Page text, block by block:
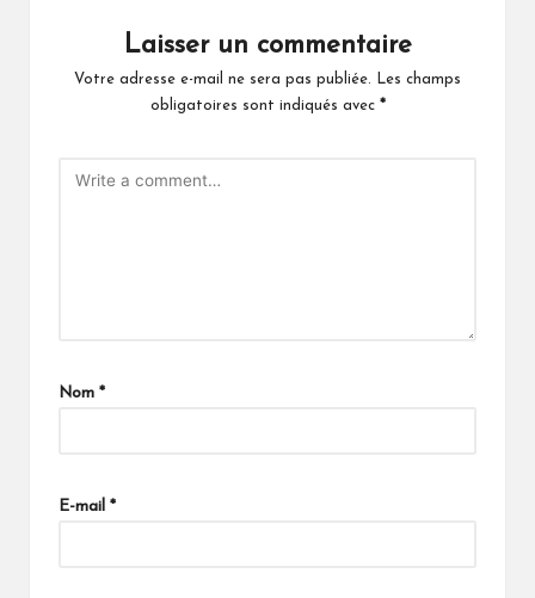
Laisser un commentaire
Votre adresse e-mail ne sera pas publiée.
Les champs
obligatoires sont indiqués avec *
Nom *
E-mail *